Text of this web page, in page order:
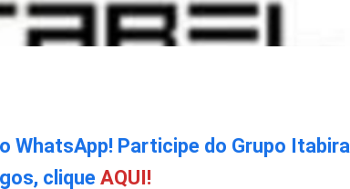
WhatsApp! Participe do Grupo Itabira
clique AQUI!